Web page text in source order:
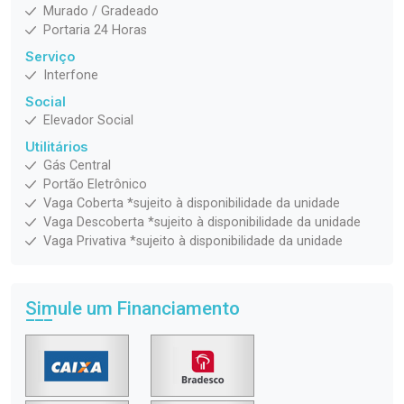
Murado / Gradeado
Portaria 24 Horas
Serviço
Interfone
Social
Elevador Social
Utilitários
Gás Central
Portão Eletrônico
Vaga Coberta *sujeito à disponibilidade da unidade
Vaga Descoberta *sujeito à disponibilidade da unidade
Vaga Privativa *sujeito à disponibilidade da unidade
Simule um Financiamento